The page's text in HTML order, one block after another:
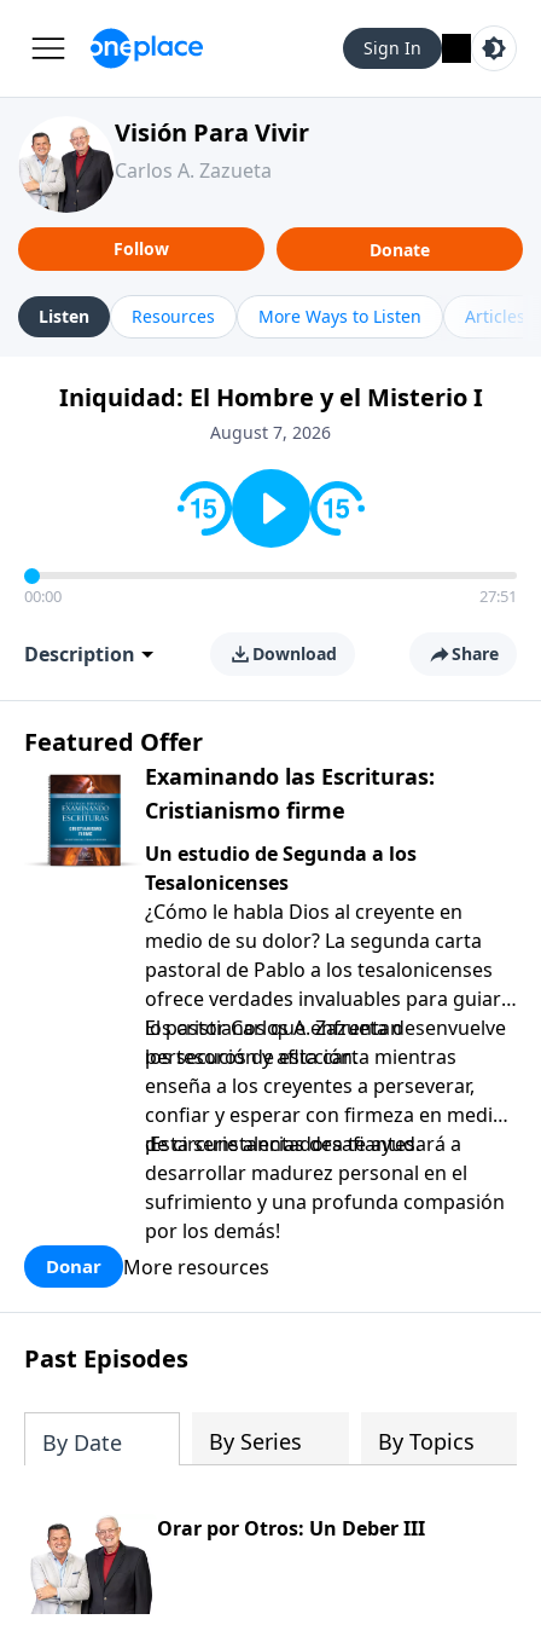
Sign In
Visión Para Vivir
Carlos A. Zazueta
Follow Donate
Listen Resources More Ways to Listen Articles
Iniquidad: El Hombre y el Misterio I
August 7, 2026
00:00 27:51
Description Download Share
Featured Offer
Examinando las Escrituras:
Cristianismo firme
Un estudio de Segunda a los
Tesalonicenses
¿Cómo le habla Dios al creyente en
medio de su dolor? La segunda carta
pastoral de Pablo a los tesalonicenses
ofrece verdades invaluables para guiar a
los cristianos que enfrentan
persecución y aflicción.
El pastor Carlos A. Zazueta desenvuelve
los tesoros de esta carta mientras
enseña a los creyentes a perseverar,
confiar y esperar con firmeza en medio
de circunstancias desafiantes.
¡Esta serie alentadora te ayudará a
desarrollar madurez personal en el
sufrimiento y una profunda compasión
por los demás!
Donar More resources
Past Episodes
By Date By Series By Topics
Orar por Otros: Un Deber III